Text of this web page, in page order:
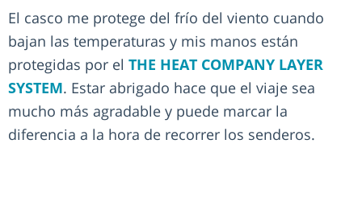
El casco me protege del frío del viento cuando
bajan las temperaturas y mis manos están
protegidas por el THE HEAT COMPANY LAYER
SYSTEM. Estar abrigado hace que el viaje sea
mucho más agradable y puede marcar la
diferencia a la hora de recorrer los senderos.